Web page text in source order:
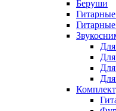
Беруши